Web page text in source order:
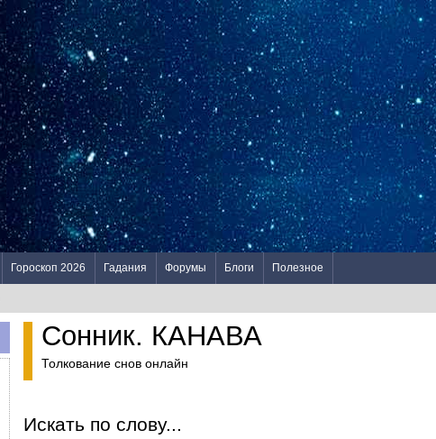
Гороскоп 2026 Гадания Форумы Блоги Полезное
Сонник. КАНАВА
Толкование снов онлайн
Искать по слову...